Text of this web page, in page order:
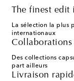
The finest
La sélection la plus
internationaux
Collaborations
Des collections
part ailleurs
Livraison